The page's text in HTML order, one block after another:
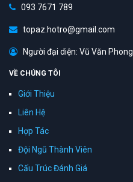
093 7671 789
topaz.hotro@gmail.com
Người đại diện: Vũ Văn Phong
VỀ CHÚNG TÔI
Giới Thiệu
Liên Hệ
Hợp Tác
Đội Ngũ Thành Viên
Cấu Trúc Đánh Giá